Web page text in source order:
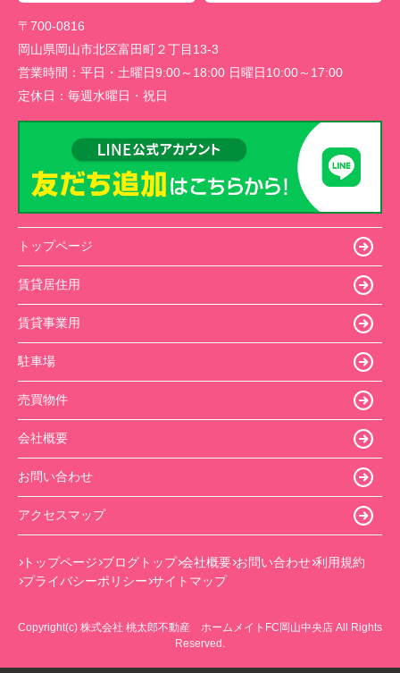
〒700-0816
岡山県岡山市北区富田町２丁目13-3
営業時間： 平日・土曜日9:00～18:00 日曜日10:00～17:00
定休日： 毎週水曜日・祝日
トップページ
賃貸居住用
賃貸事業用
駐車場
売買物件
会社概要
お問い合わせ
アクセスマップ
トップページ ブログトップ 会社概要 お問い合わせ 利用規約
プライバシーポリシー サイトマップ
Copyright(c) 株式会社 桃太郎不動産 ホームメイトFC岡山中央店 All Rights
Reserved.